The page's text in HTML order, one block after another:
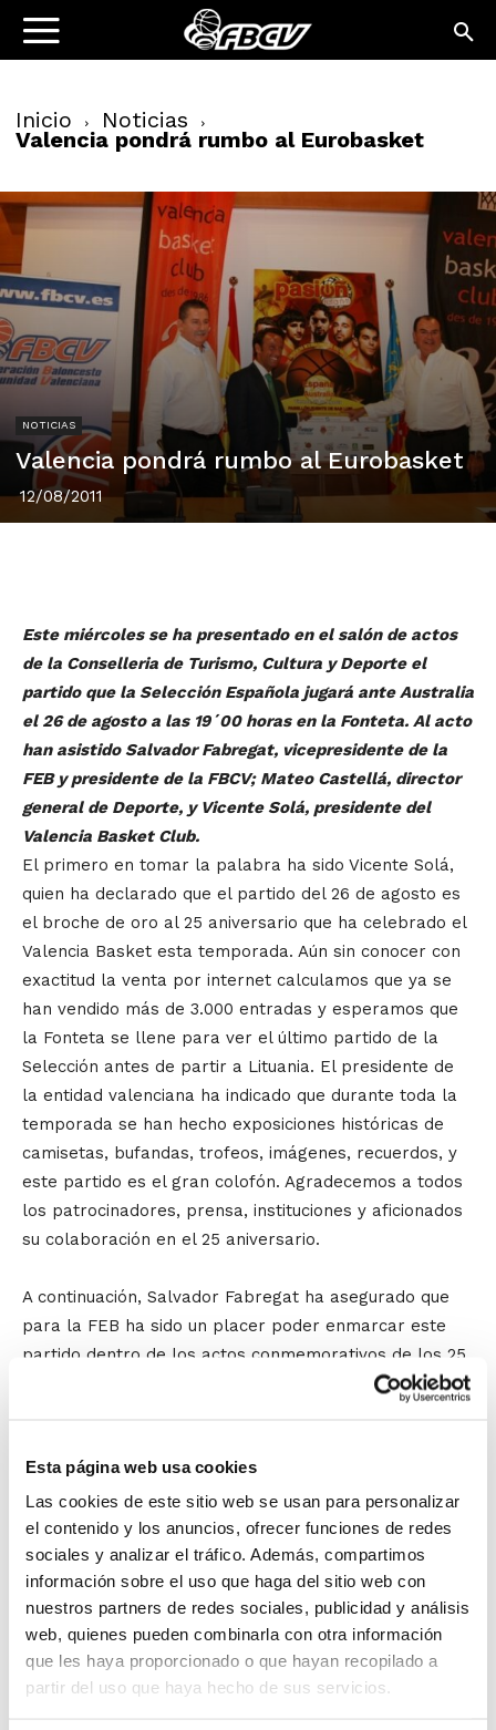
Esta página web usa cookies
Las cookies de este sitio web se usan para personalizar
el contenido y los anuncios, ofrecer funciones de redes
sociales y analizar el tráfico. Además, compartimos
información sobre el uso que haga del sitio web con
nuestros partners de redes sociales, publicidad y análisis
web, quienes pueden combinarla con otra información
que les haya proporcionado o que hayan recopilado a
partir del uso que haya hecho de sus servicios.
Inicio Noticias
Valencia pondrá rumbo al Eurobasket
NOTICIAS
Valencia pondrá rumbo al Eurobasket
12/08/2011
Este miércoles se ha presentado en el salón de actos
de la Conselleria de Turismo, Cultura y Deporte el
partido que la Selección Española jugará ante Australia
el 26 de agosto a las 19´00 horas en la Fonteta. Al acto
han asistido Salvador Fabregat, vicepresidente de la
FEB y presidente de la FBCV; Mateo Castellá, director
general de Deporte, y Vicente Solá, presidente del
Valencia Basket Club.
El primero en tomar la palabra ha sido Vicente Solá,
quien ha declarado que el partido del 26 de agosto es
el broche de oro al 25 aniversario que ha celebrado el
Valencia Basket esta temporada. Aún sin conocer con
exactitud la venta por internet calculamos que ya se
han vendido más de 3.000 entradas y esperamos que
la Fonteta se llene para ver el último partido de la
Selección antes de partir a Lituania. El presidente de
la entidad valenciana ha indicado que durante toda la
temporada se han hecho exposiciones históricas de
camisetas, bufandas, trofeos, imágenes, recuerdos, y
este partido es el gran colofón. Agradecemos a todos
los patrocinadores, prensa, instituciones y aficionados
su colaboración en el 25 aniversario.
A continuación, Salvador Fabregat ha asegurado que
para la FEB ha sido un placer poder enmarcar este
partido dentro de los actos conmemorativos de los 25
años del Club. Queremos resaltar que el partido es el
que consideramos importante, con 6 jugadores que han
jugado en España. La novedad es que a través de la
página de facebook de san miguel, los aficionados van
dejando mensajes de apoyo, y en el partido en Valencia
las camisetas de juego llevarán los nombres de los
que dejen algún mensaje. Asimismo, el presidente de la
FBCV ha destacado que todos los colectivos del
baloncesto de la Comunidad se van a poder beneficiar
de grandes descuentos en la compra de entradas.